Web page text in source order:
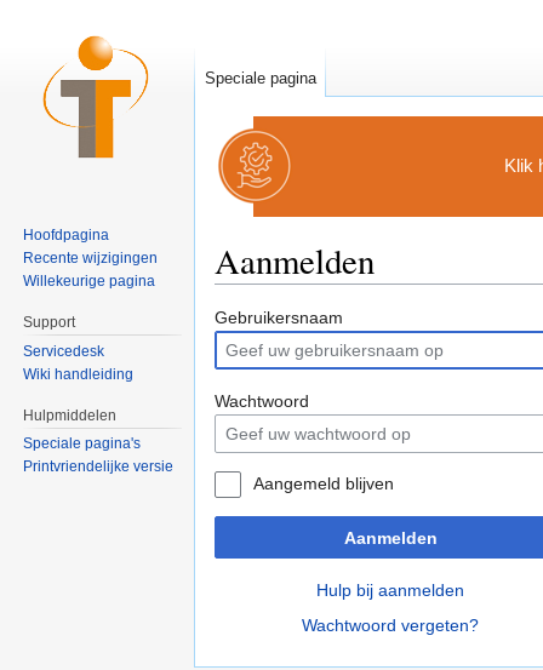
Klik
Aanmelden
Gebruikersnaam
Wachtwoord
Aangemeld blijven
Aanmelden
Hulp bij aanmelden
Wachtwoord vergeten?
Speciale pagina
Hoofdpagina
Recente wijzigingen
Willekeurige pagina
Support
Servicedesk
Wiki handleiding
Hulpmiddelen
Speciale pagina's
Printvriendelijke versie